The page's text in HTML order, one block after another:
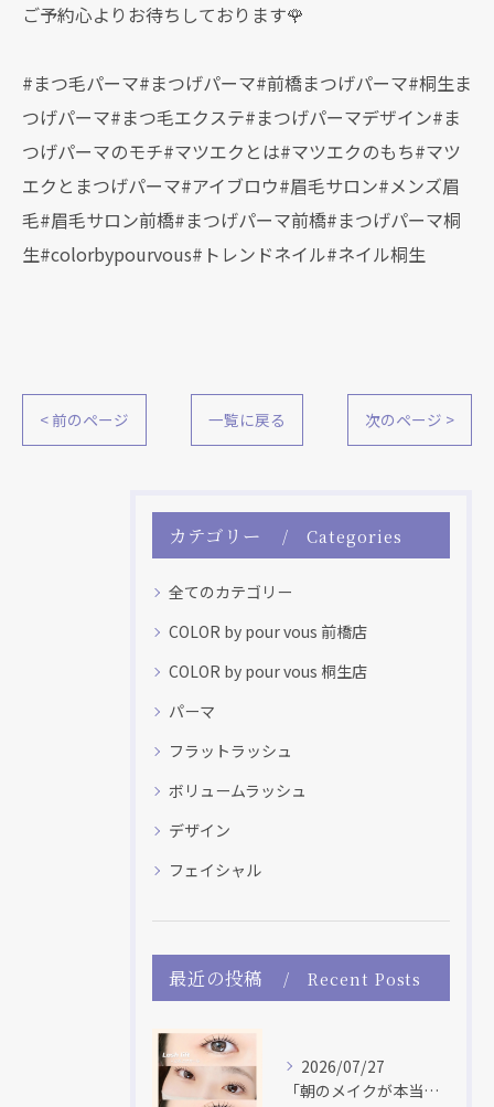
ご予約心よりお待ちしております🌹
#まつ毛パーマ#まつげパーマ#前橋まつげパーマ#桐生ま
つげパーマ#まつ毛エクステ#まつげパーマデザイン#ま
つげパーマのモチ#マツエクとは#マツエクのもち#マツ
エクとまつげパーマ#アイブロウ#眉毛サロン#メンズ眉
毛#眉毛サロン前橋#まつげパーマ前橋#まつげパーマ桐
生#colorbypourvous#トレンドネイル#ネイル桐生
< 前のページ 一覧に戻る 次のページ >
カテゴリー Categories
全てのカテゴリー
COLOR by pour vous 前橋店
COLOR by pour vous 桐生店
パーマ
フラットラッシュ
ボリュームラッシュ
デザイン
フェイシャル
最近の投稿 Recent Posts
2026/07/27
「朝のメイクが本当に楽になった！」 「マスカラだけで盛れる♡...